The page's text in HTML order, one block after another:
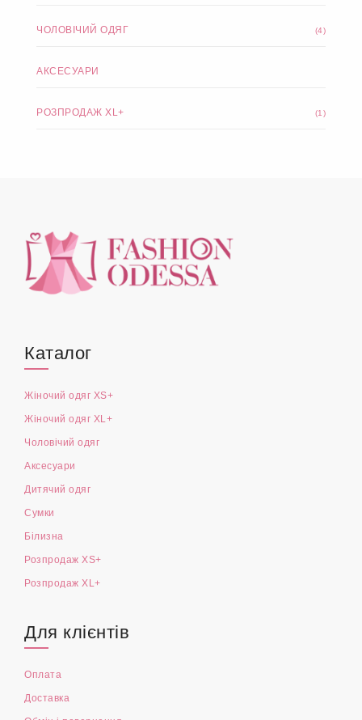
ЧОЛОВІЧИЙ ОДЯГ (4)
АКСЕСУАРИ
РОЗПРОДАЖ XL+ (1)
Каталог
Жіночий одяг XS+
Жіночий одяг XL+
Чоловічий одяг
Аксесуари
Дитячий одяг
Сумки
Білизна
Розпродаж XS+
Розпродаж XL+
Для клієнтів
Оплата
Доставка